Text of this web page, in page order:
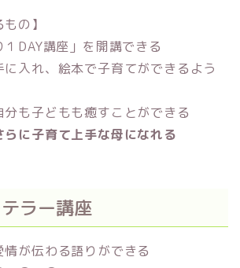
の】
１DAY講座」を開講できる
に入れ、絵本で子育てができるよう
分も子どもも癒すことができる
らに子育て上手な母になれる
ラー講座
が伝わる語りができる